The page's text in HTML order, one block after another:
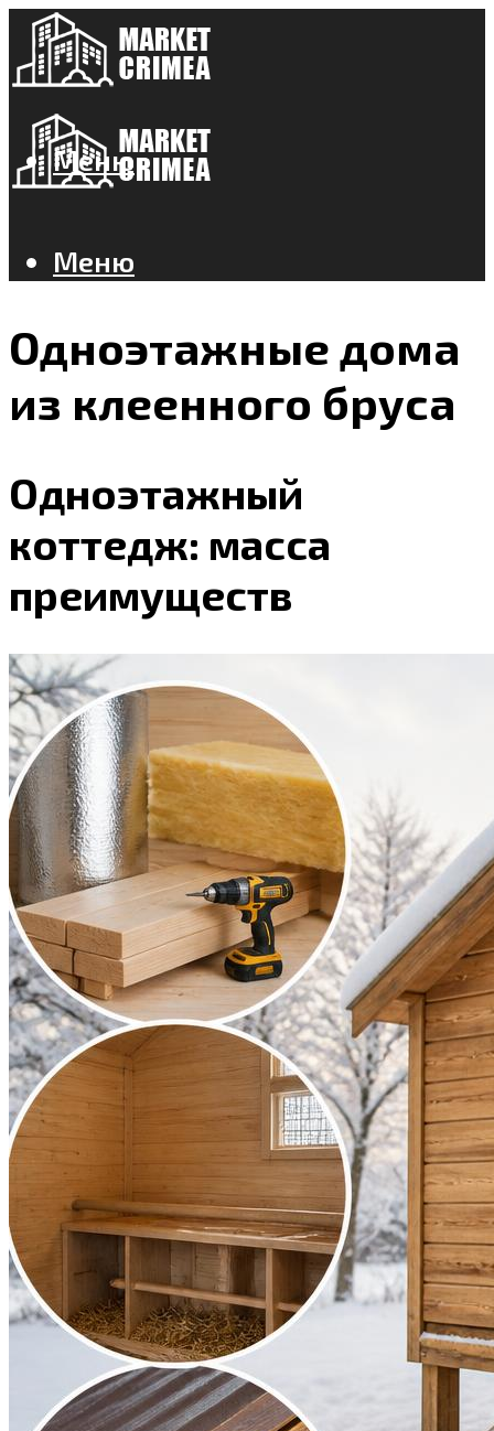
Меню
Меню
Одноэтажные дома
из клеенного бруса
Одноэтажный
коттедж: масса
преимуществ